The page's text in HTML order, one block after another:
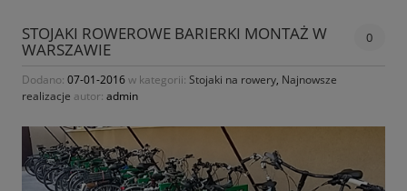
STOJAKI ROWEROWE BARIERKI MONTAŻ W
WARSZAWIE
0
Dodano: 07-01-2016w kategorii: Stojaki na rowery, Najnowsze
realizacje autor: admin